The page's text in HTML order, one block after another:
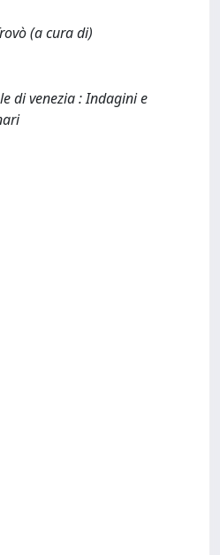
(a cura di)
di venezia : Indagini e